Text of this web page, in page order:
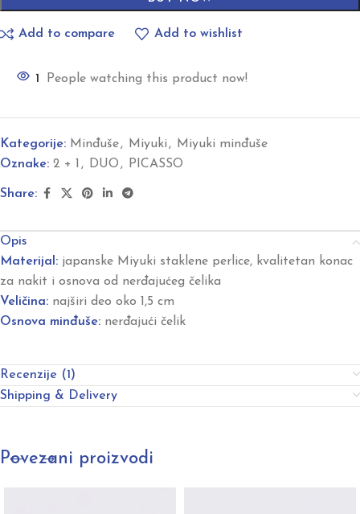
Add to compare Add to wishlist
1 People watching this product now!
Kategorije: Minđuše, Miyuki ,
Miyuki minđuše
Oznake: 2 + 1 , DUO , PICASSO
Share:
Opis
Materijal: japanske Miyuki staklene perlice, kvalitetan konac
za nakit i osnova od nerđajućeg čelika
Veličina: najširi deo oko 1,5 cm
Osnova minđuše: nerđajući čelik
Recenzije (1)
Shipping & Delivery
Povezani proizvodi